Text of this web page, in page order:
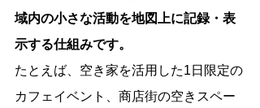
域内の小さな活動を地図上に記録・表
示する仕組みです。
たとえば、空き家を活用した1日限定の
カフェイベント、商店街の空きスペー